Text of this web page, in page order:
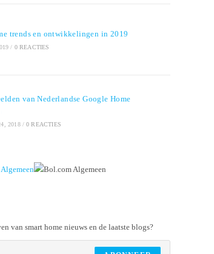
trends en ontwikkelingen in 2019
/ 0 REACTIES
van Nederlandse Google Home
2018 / 0 REACTIES
van smart home nieuws en de laatste blogs?